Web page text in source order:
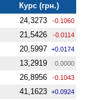
Курс (грн.)
24,3273 -0.1060
21,5426 -0.0114
20,5997 +0.0174
13,2919 0.0000
26,8956 -0.1043
41,1623 +0.0924